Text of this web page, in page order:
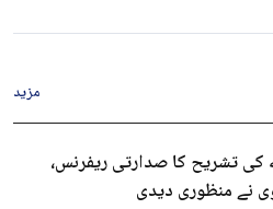
مزید
63 اے کی تشریح کا صدارتی ریفرنس،
نے منظوری دیدی